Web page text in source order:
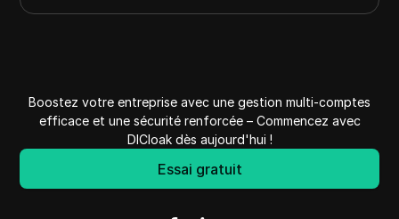
103.198.176.0
103.198.179.255
1024
103.208.36.0
103.208.39.255
1024
103.236.129.255
Boostez votre entreprise avec une gestion multi-comptes
efficace et une sécurité renforcée – Commencez avec
DICloak dès aujourd'hui !
Essai gratuit